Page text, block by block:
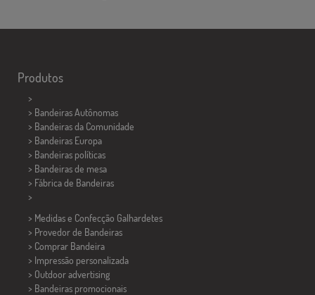
Produtos
>
> Bandeiras Autônomas
> Bandeiras da Comunidade
> Bandeiras Europa
> Bandeiras políticas
> Bandeiras de mesa
> Fábrica de Bandeiras
>
> Medidas e Confecção Galhardetes
> Provedor de Bandeiras
> Comprar Bandeira
> Impressão personalizada
> Outdoor advertising
> Bandeiras promocionais